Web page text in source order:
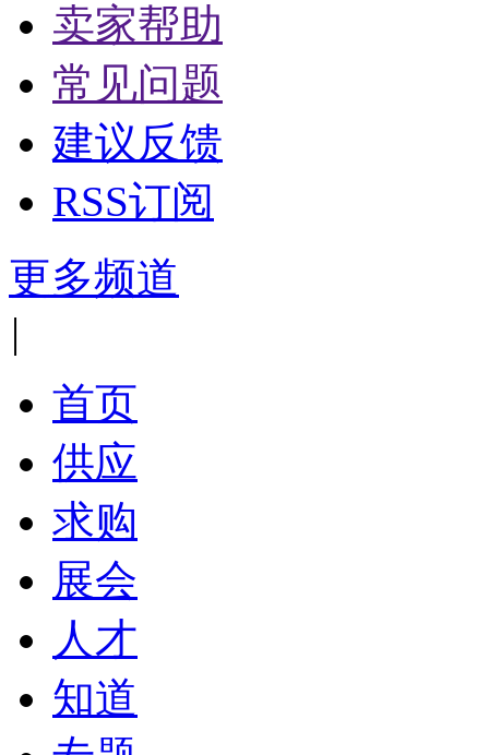
卖家帮助
常见问题
建议反馈
RSS订阅
更多频道
|
首页
供应
求购
展会
人才
知道